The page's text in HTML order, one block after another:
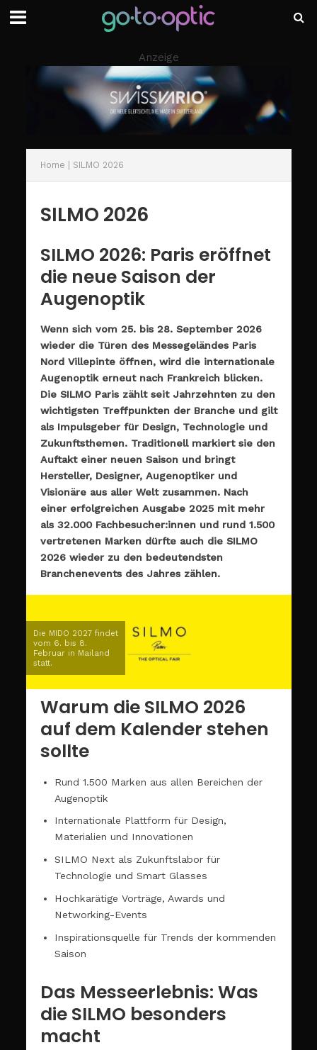
Anzeige
Home | SILMO 2026
SILMO 2026
SILMO 2026: Paris eröffnet
die neue Saison der
Augenoptik
Wenn sich vom 25. bis 28. September 2026
wieder die Türen des Messegeländes Paris
Nord Villepinte öffnen, wird die internationale
Augenoptik erneut nach Frankreich blicken.
Die SILMO Paris zählt seit Jahrzehnten zu den
wichtigsten Treffpunkten der Branche und gilt
als Impulsgeber für Design, Technologie und
Zukunftsthemen. Traditionell markiert sie den
Auftakt einer neuen Saison und bringt
Hersteller, Designer, Augenoptiker und
Visionäre aus aller Welt zusammen. Nach
einer erfolgreichen Ausgabe 2025 mit mehr
als 32.000 Fachbesucher:innen und rund 1.500
vertretenen Marken dürfte auch die SILMO
2026 wieder zu den bedeutendsten
Branchenevents des Jahres zählen.
Die MIDO 2027 findet
vom 6. bis 8.
Februar in Mailand
statt.
Warum die SILMO 2026
auf dem Kalender stehen
sollte
Rund 1.500 Marken aus allen Bereichen der
Augenoptik
Internationale Plattform für Design,
Materialien und Innovationen
SILMO Next als Zukunftslabor für
Technologie und Smart Glasses
Hochkarätige Vorträge, Awards und
Networking-Events
Inspirationsquelle für Trends der kommenden
Saison
Das Messeerlebnis: Was
die SILMO besonders
macht